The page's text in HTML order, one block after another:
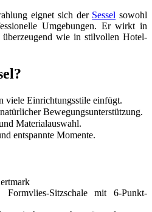
eignet sich der Sessel sowohl
Umgebungen. Er wirkt in
überzeugend wie in stilvollen Hotel-
viele Einrichtungsstile einfügt.
Bewegungsunterstützung.
Materialauswahl.
entspannte Momente.
Formvlies-Sitzschale mit 6-Punkt-